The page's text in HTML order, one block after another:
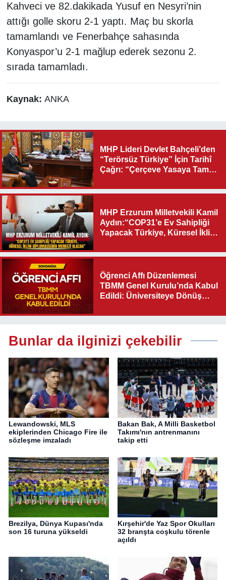
Kahveci ve 82.dakikada Yusuf en Nesyri’nin
attığı golle skoru 2-1 yaptı. Maç bu skorla
tamamlandı ve Fenerbahçe sahasında
Konyaspor’u 2-1 mağlup ederek sezonu 2.
sırada tamamladı.
Kaynak: ANKA
MHP Lideri Devlet Bahçeli’den
“Terörsüz Türkiye” İçin Tarihî
Çağrı: “Çerçeve Yasaya Tam
MHP Erzurum Milletvekili Kamil
Aydın:“COP31’e Ev Sahipliği
Yapacak Türkiye, Küresel İklim
Olacak"
Öğrenci Affı Düzenlemesi
TBMM Genel Kurulu’nda Kabul
Edildi: Üniversiteye Dönüş
Bunlar da ilginizi çekebilir
Lewandowski, MLS
ekiplerinden Chicago Fire ile
sözleşme imzaladı
Bakan Bak, A Milli Basketbol
Takımı'nın antrenmanını
takip etti
Brezilya, Dünya Kupası'nda
son 16 turuna yükseldi
Kırşehir'de Yaz Spor Okulları
32 branşta coşkulu törenle
açıldı